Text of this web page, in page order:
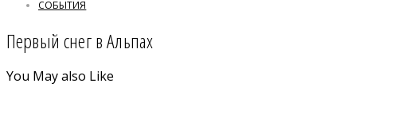
СОБЫТИЯ
Первый снег в Альпах
You May also Like